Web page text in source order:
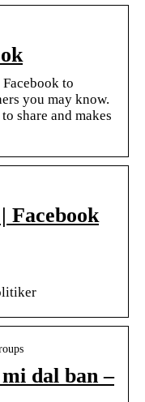
to
you may know.
share and makes
Facebook
dal ban –